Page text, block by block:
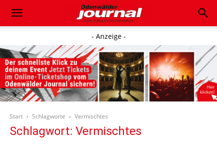
- Anzeige -
Start Schlagworte Vermischtes
Schlagwort: Vermischtes